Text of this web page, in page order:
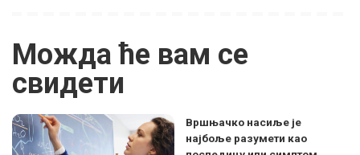
Можда ће вам се
свидети
Вршњачко насиље је
најбоље разумети као